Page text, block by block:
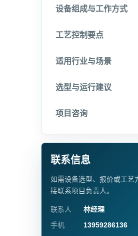
设备组成与工作方式
工艺控制要点
适用行业与场景
选型与运行建议
项目咨询
联系信息
如需设备选型、报价或工艺
接联系项目负责人。
联系人
林经理
手机
13959286136